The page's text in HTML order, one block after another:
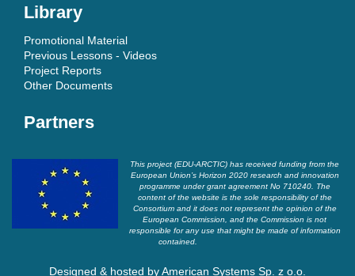
Library
Promotional Material
Previous Lessons - Videos
Project Reports
Other Documents
Partners
This project (EDU-ARCTIC) has received funding from the
European Union’s Horizon 2020 research and innovation
programme under grant agreement No 710240. The
content of the website is the sole responsibility of the
Consortium and it does not represent the opinion of the
European Commission, and the Commission is not
responsible for any use that might be made of information
contained.
Designed & hosted byAmerican Systems Sp. z o.o.